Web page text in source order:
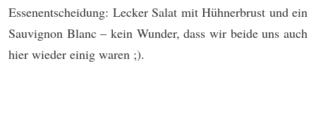
Essenentscheidung: Lecker Salat mit Hühnerbrust und ein
Sauvignon Blanc – kein Wunder, dass wir beide uns auch
hier wieder einig waren ;).